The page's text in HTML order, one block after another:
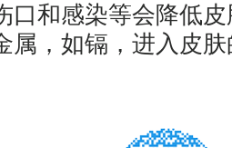
口和感染等会降低
属，如镉，进入皮